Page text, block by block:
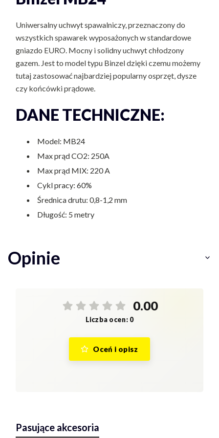
Uniwersalny uchwyt spawalniczy, przeznaczony do
wszystkich spawarek wyposażonych w standardowe
gniazdo EURO. Mocny i solidny uchwyt chłodzony
gazem. Jest to model typu Binzel dzięki czemu możemy
tutaj zastosować najbardziej popularny osprzęt, dysze
czy końcówki prądowe.
DANE TECHNICZNE:
Model: MB24
Max prąd CO2: 250A
Max prąd MIX: 220 A
Cykl pracy: 60%
Średnica drutu: 0,8-1,2 mm
Długość: 5 metry
Opinie
0.00
Liczba ocen: 0
Oceń i opisz
Pasujące akcesoria